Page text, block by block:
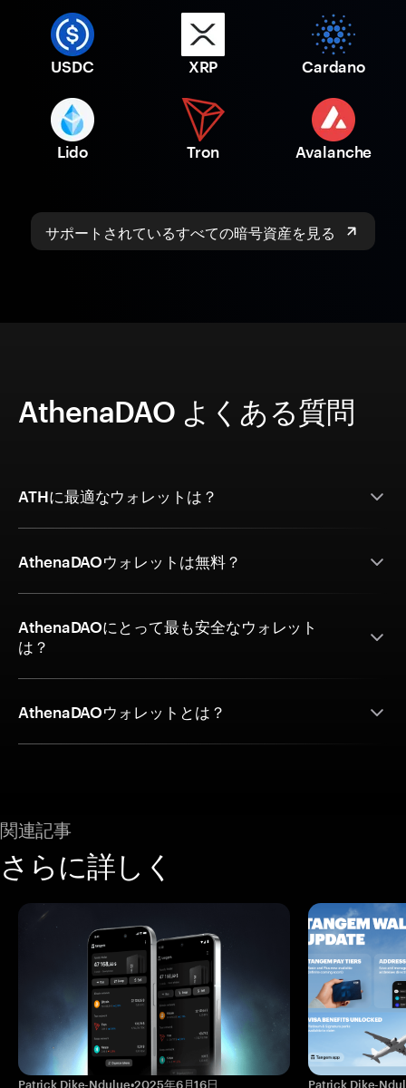
USDC XRP Cardano
Lido Tron Avalanche
サポートされているすべての暗号資産を見る
AthenaDAO よくある質問
ATHに最適なウォレットは？
AthenaDAOウォレットは無料？
AthenaDAOにとって最も安全なウォレット
は？
AthenaDAOウォレットとは？
関連記事
さらに詳しく
Patrick Dike-Ndulue•2025年6月16日 Patrick Dike-